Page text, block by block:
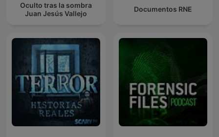
Oculto tras la sombra
Juan Jesús Vallejo
Documentos RNE